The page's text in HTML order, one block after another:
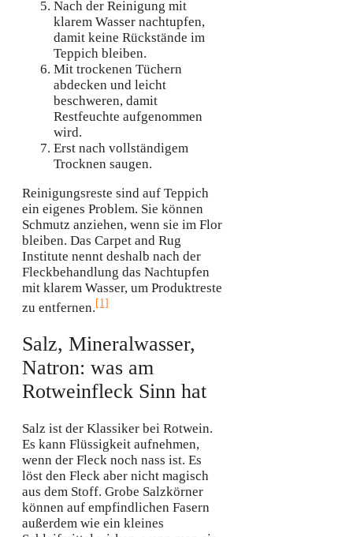
Nach der Reinigung mit
klarem Wasser nachtupfen,
damit keine Rückstände im
Teppich bleiben.
Mit trockenen Tüchern
abdecken und leicht
beschweren, damit
Restfeuchte aufgenommen
wird.
Erst nach vollständigem
Trocknen saugen.
Reinigungsreste sind auf Teppich
ein eigenes Problem. Sie können
Schmutz anziehen, wenn sie im Flor
bleiben. Das Carpet and Rug
Institute nennt deshalb nach der
Fleckbehandlung das Nachtupfen
mit klarem Wasser, um Produktreste
zu entfernen.[1]
Salz, Mineralwasser,
Natron: was am
Rotweinfleck Sinn hat
Salz ist der Klassiker bei Rotwein.
Es kann Flüssigkeit aufnehmen,
wenn der Fleck noch nass ist. Es
löst den Fleck aber nicht magisch
aus dem Stoff. Grobe Salzkörner
können auf empfindlichen Fasern
außerdem wie ein kleines